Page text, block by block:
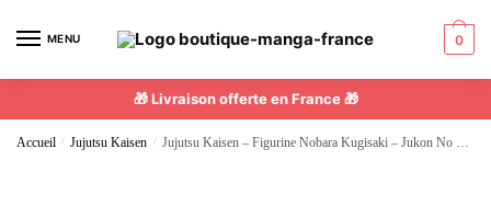
MENU 0
🎁 Livraison offerte en France 🎁
Accueil / Jujutsu Kaisen / Jujutsu Kaisen – Figurine Nobara Kugisaki – Jukon No Kata